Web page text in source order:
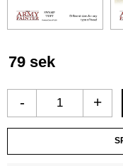
79 sek
+
-